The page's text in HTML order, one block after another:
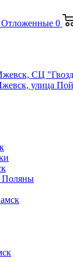
Отложенные 0
СЦ
улица
Поляны